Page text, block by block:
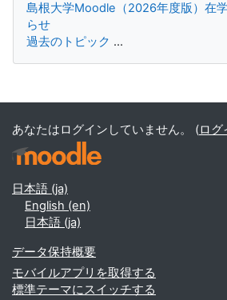
島根大学Moodle（2026年度版）在
らせ
過去のトピック ...
補助ブロック
あなたはログインしていません。 (ログ
日本語 ‎(ja)‎
English ‎(en)‎
日本語 ‎(ja)‎
データ保持概要
モバイルアプリを取得する
標準テーマにスイッチする